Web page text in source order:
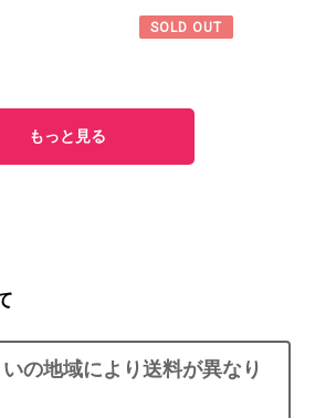
SOLD OUT
もっと見る
の地域により送料が異なり